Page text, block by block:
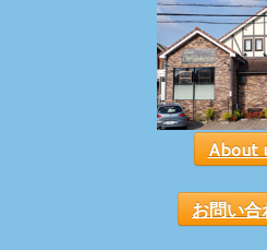
About
お問い合